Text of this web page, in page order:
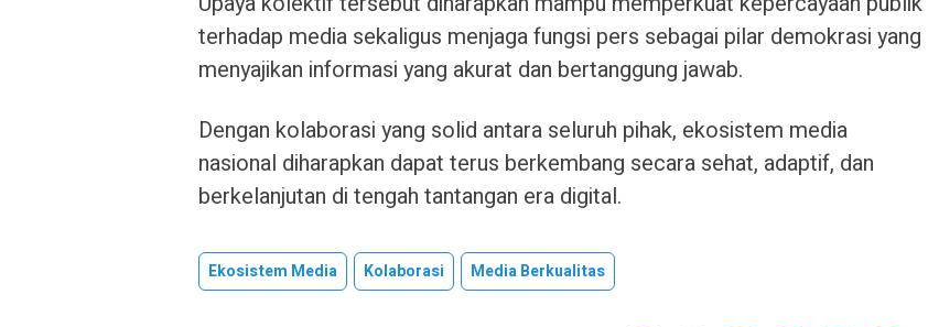
terhadap media sekaligus menjaga fungsi pers sebagai pilar demokrasi yang
menyajikan informasi yang akurat dan bertanggung jawab.
Dengan kolaborasi yang solid antara seluruh pihak, ekosistem media
nasional diharapkan dapat terus berkembang secara sehat, adaptif, dan
berkelanjutan di tengah tantangan era digital.
Ekosistem Media Kolaborasi Media Berkualitas